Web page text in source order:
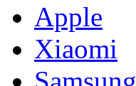
Apple
Xiaomi